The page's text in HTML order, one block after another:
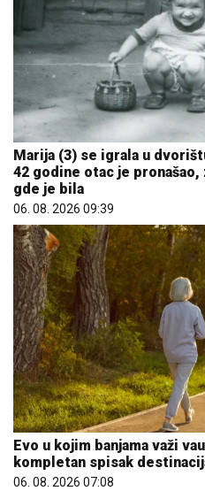
Marija (3) se igrala u
42 godine otac je pronašao,
gde je bila
06. 08. 2026 09:39
Evo u kojim banjama važi
kompletan spisak
06. 08. 2026 07:08